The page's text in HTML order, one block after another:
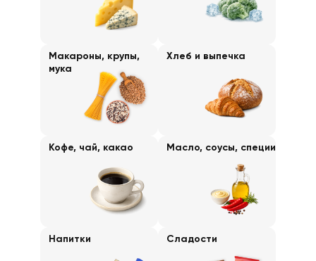
Макароны, крупы,
мука
Хлеб и выпечка
Кофе, чай, какао Масло, соусы, специи
Напитки Сладости